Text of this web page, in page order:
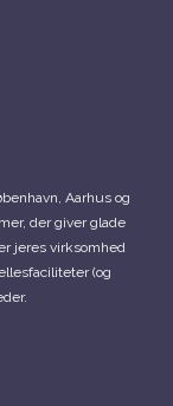
Aarhus og
der giver glade
jeres virksomhed
(og